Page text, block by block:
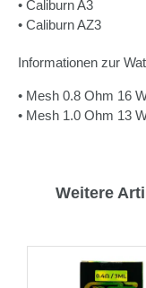
• Caliburn A3
• Caliburn AZ3
Informationen zur
• Mesh 0.8 Ohm 16
• Mesh 1.0 Ohm 13
Weitere